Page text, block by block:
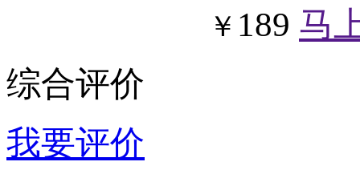
￥ 189 马
综合评价
我要评价